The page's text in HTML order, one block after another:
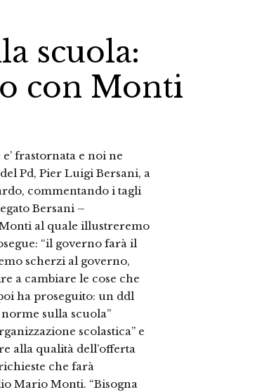
scuola:
con Monti
frastornata e noi ne
Pd, Pier Luigi Bersani, a
commentando i tagli
Bersani –
al quale illustreremo
“il governo farà il
scherzi al governo,
a cambiare le cose che
ha proseguito: un ddl
sulla scuola”
scolastica” e
alla qualità dell’offerta
che farà
Mario Monti. “Bisogna